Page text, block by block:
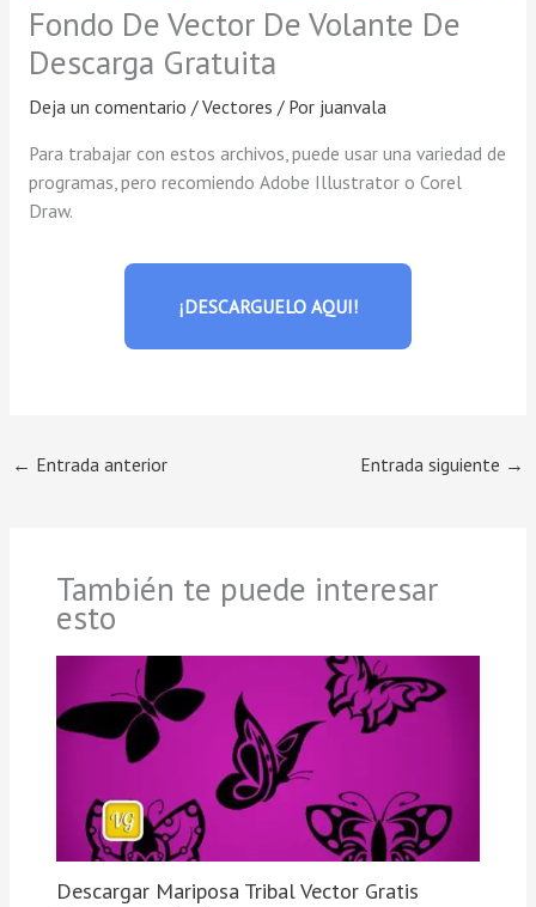
Fondo De Vector De Volante De
Descarga Gratuita
Deja un comentario /Vectores / Por juanvala
Para trabajar con estos archivos, puede usar una variedad de
programas, pero recomiendo Adobe Illustrator o Corel
Draw.
¡DESCARGUELO AQUI!
← Entrada anterior Entrada siguiente →
También te puede interesar
esto
Descargar Mariposa Tribal Vector Gratis